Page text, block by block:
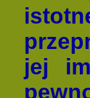
jej